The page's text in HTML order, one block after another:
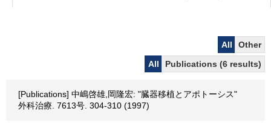
All
Other
All
Publications (6 results)
[Publications] 中嶋啓雄,岡隆宏: "臓器移植とアポトーシス"
外科治療. 7613号. 304-310 (1997)